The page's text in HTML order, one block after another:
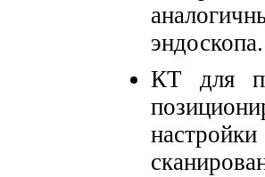
эндоскопа.
КТ для